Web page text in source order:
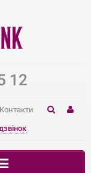
12
Контакти